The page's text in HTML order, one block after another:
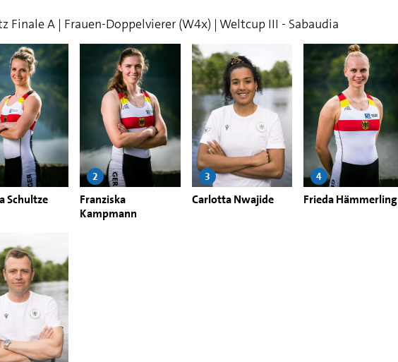
Finale A | Frauen-Doppelvierer (W4x) | Weltcup III - Sabaudia
Schultze
Franziska
Kampmann
2
Carlotta Nwajide
3
Frieda Hämmerling
4